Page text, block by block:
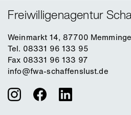
Freiwilligenagentur
Weinmarkt 14, 87700
Tel. 08331 96 133 95
Fax 08331 96 133 97
info@fwa-schaffenslust.de